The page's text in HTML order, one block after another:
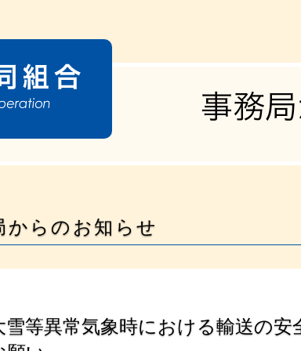
からのお知らせ
雪等異常気象時における輸送の